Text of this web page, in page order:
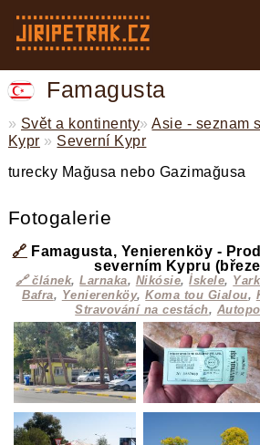
Famagusta
» Svět a kontinenty» Asie - seznam
Kypr » Severní Kypr
turecky Mağusa nebo Gazimağusa
Fotogalerie
🔗 Famagusta, Yenierenköy -
severním Kypru
🔗 článek,Larnaka, Nikósie,İskele,
Bafra, Yenierenköy,Koma tou Gialou,
Stravování na cestách,